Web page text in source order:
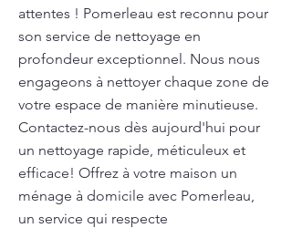
attentes ! Pomerleau est reconnu pour
son service de nettoyage en
profondeur exceptionnel. Nous nous
engageons à nettoyer chaque zone de
votre espace de manière minutieuse.
Contactez-nous dès aujourd'hui pour
un nettoyage rapide, méticuleux et
efficace! Offrez à votre maison un
ménage à domicile avec Pomerleau,
un service qui respecte